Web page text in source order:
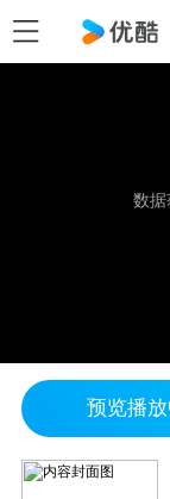
数据
预览播